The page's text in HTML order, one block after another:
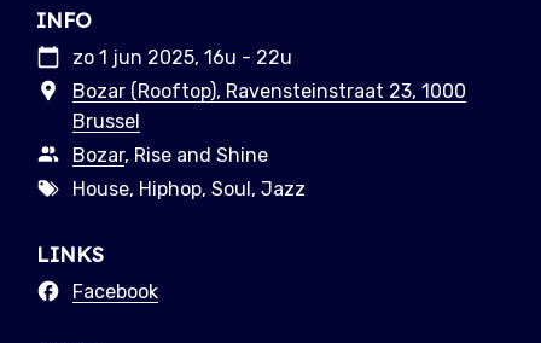
INFO
zo 1 jun 2025, 16u - 22u
Bozar (Rooftop), Ravensteinstraat 23, 1000
Brussel
Bozar, Rise and Shine
House, Hiphop, Soul, Jazz
LINKS
Facebook